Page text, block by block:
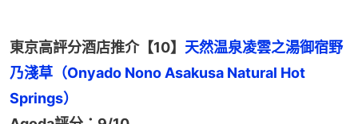
東京高評分酒店推介【10】 天然温泉凌雲之湯御宿野
乃淺草（Onyado Nono Asakusa Natural Hot
Springs）